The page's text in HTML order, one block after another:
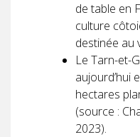
de table en
culture
destinée au
Le Tarn-et-
aujourd’hui
hectares
(source :
2023).